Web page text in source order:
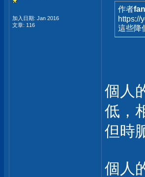
加入日期: Jan 2016
文章: 116
作者
https://
這些降
個人
低，
但時
個人